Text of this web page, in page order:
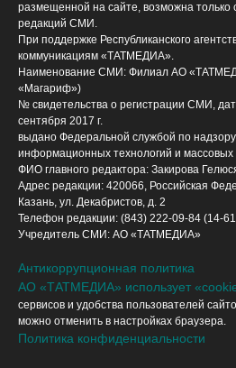
размещенной на сайте, возможна только
редакций СМИ.
При поддержке Республиканского
коммуникациям «ТАТМЕДИА».
Наименование СМИ: Филиал АО
«Магариф»)
№ свидетельства о регистрации СМИ,
сентября 2017 г.
выдано Федеральной службой по
информационных технологий и массовых
ФИО главного редактора: Закирова
Адрес редакции: 420066, Российская
Казань, ул. Декабристов, д. 2
Телефон редакции: (843) 222-09-84 (14-
Учредитель СМИ: АО «ТАТМЕДИА»
Антикоррупционная политика
АО «ТАТМЕДИА» использует
сервисов и удобства пользователей
можно отменить в настройках браузера.
Политика конфиденциальности